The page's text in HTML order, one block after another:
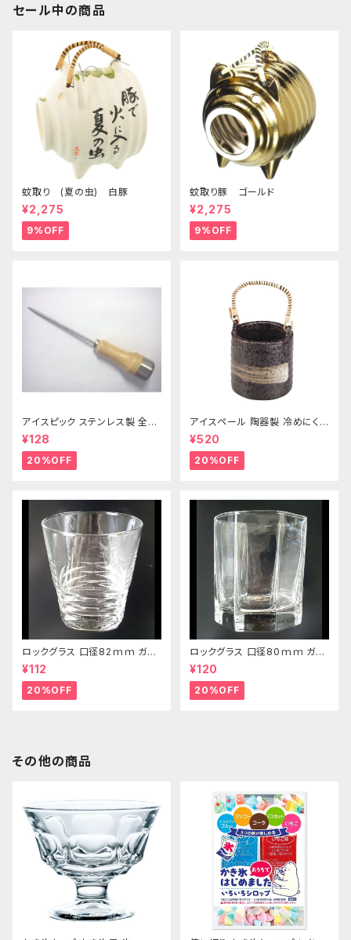
セール中の商品
蚊取り (夏の虫) 白豚
¥2,275
9%OFF
蚊取り豚 ゴールド
¥2,275
9%OFF
アイスピック ステンレス製 全長
215ｍｍ
¥128
20%OFF
アイスペール 陶器製 冷めにくい
二重構造 860ml
¥520
20%OFF
ロックグラス 口径82ｍｍ ガラ
ス製 250cc
¥112
20%OFF
ロックグラス 口径80ｍｍ ガラ
ス製 220cc
¥120
20%OFF
その他の商品